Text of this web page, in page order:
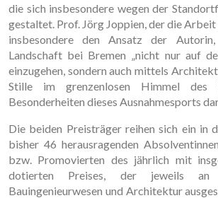
die sich insbesondere wegen der
gestaltet. Prof. Jörg Joppien, der die
insbesondere den Ansatz der
Landschaft bei Bremen „nicht nur auf
einzugehen, sondern auch mittels
Stille im grenzenlosen Himmel des
Besonderheiten dieses Ausnahmesports
Die beiden Preisträger reihen sich ein in
bisher 46 herausragenden
bzw. Promovierten des jährlich mit
dotierten Preises, der jeweils an
Bauingenieurwesen und Architektur